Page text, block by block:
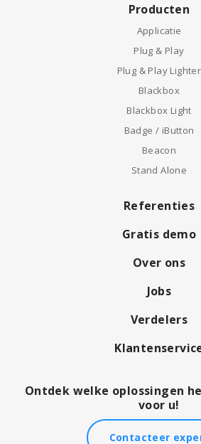
Producten
Applicatie
Plug & Play
Plug & Play Lighter
Blackbox
Blackbox Light
Badge / iButton
Beacon
Stand Alone
Referenties
Gratis demo
Over ons
Jobs
Verdelers
Ontdek welke oplossingen
voor u!
Contacteer